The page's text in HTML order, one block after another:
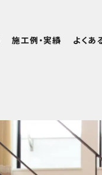
施工例・実績 よくあ